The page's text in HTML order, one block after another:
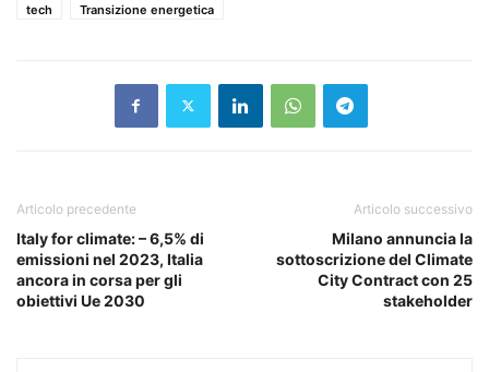
tech
Transizione energetica
Articolo precedente
Italy for climate: – 6,5% di
emissioni nel 2023, Italia
ancora in corsa per gli
obiettivi Ue 2030
Articolo successivo
Milano annuncia la
sottoscrizione del Climate
City Contract con 25
stakeholder